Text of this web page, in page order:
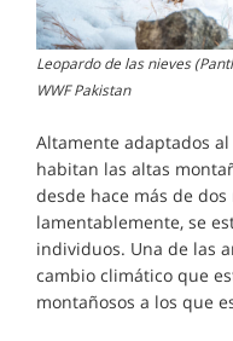
Leopardo de las nieves
WWF Pakistan
Altamente adaptados
habitan las altas
desde hace más de
lamentablemente, se
individuos. Una de las
cambio climático que
montañosos a los que